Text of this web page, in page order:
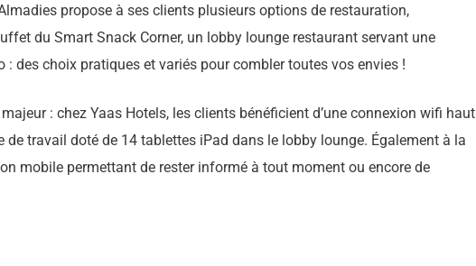
propose à ses clients plusieurs options de restauration,
du Smart Snack Corner, un lobby lounge restaurant servant une
des choix pratiques et variés pour combler toutes vos envies !
: chez Yaas Hotels, les clients bénéficient d’une connexion wifi haut
de travail doté de 14 tablettes iPad dans le lobby lounge. Également à la
mobile permettant de rester informé à tout moment ou encore de